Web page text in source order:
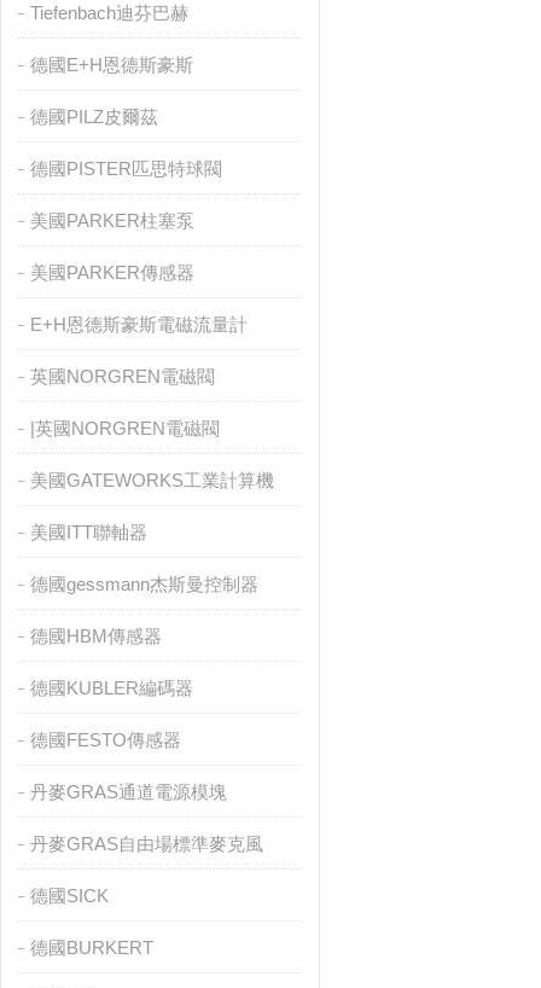
Tiefenbach迪芬巴赫
德國E+H恩德斯豪斯
德國PILZ皮爾茲
德國PISTER匹思特球閥
美國PARKER柱塞泵
美國PARKER傳感器
E+H恩德斯豪斯電磁流量計
英國NORGREN電磁閥
|英國NORGREN電磁閥
美國GATEWORKS工業計算機
美國ITT聯軸器
德國gessmann杰斯曼控制器
德國HBM傳感器
德國KUBLER編碼器
德國FESTO傳感器
丹麥GRAS通道電源模塊
丹麥GRAS自由場標準麥克風
德國SICK
德國BURKERT